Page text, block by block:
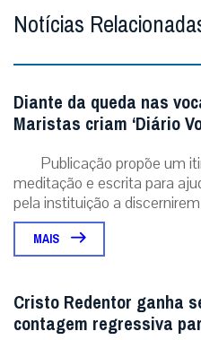
Notícias
Diante da queda nas
Maristas criam ‘Diário
Publicação propõe um
meditação e escrita para
pela instituição a discernirem
MAIS
Cristo Redentor ganha
contagem regressiva